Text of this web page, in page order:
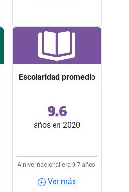
Escolaridad promedio
9.6
años en 2020
A nivel nacional era 9.7 años.
Ver más
Escolaridad promedio
Ocupó el lugar 22 entre
los 32 estados del país.